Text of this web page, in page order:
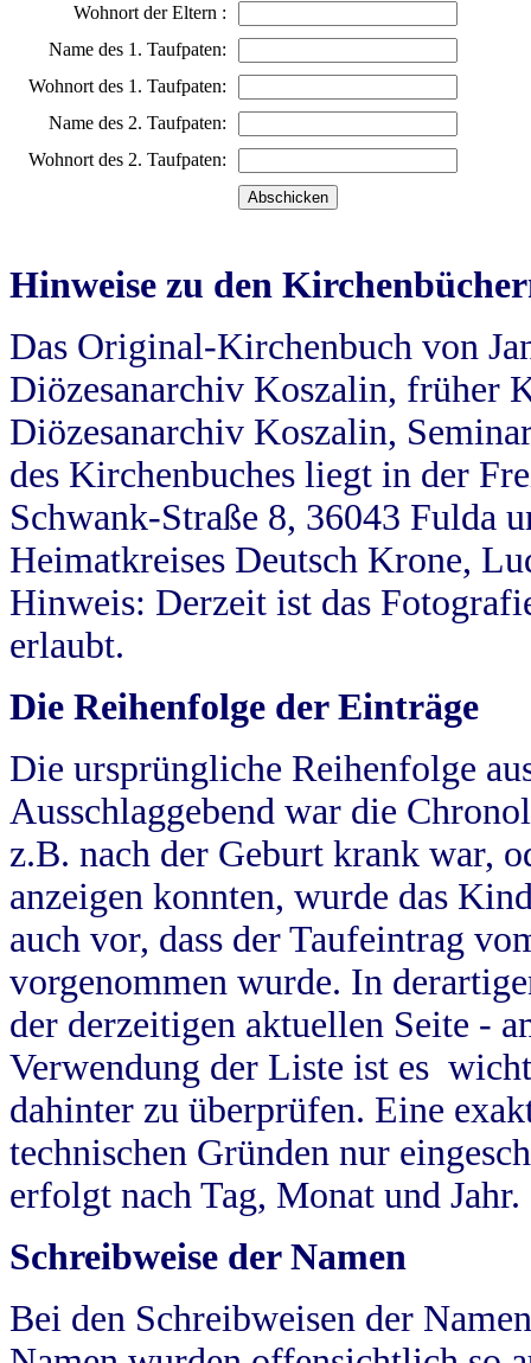
Wohnort der Eltern :
Name des 1. Taufpaten:
Wohnort des 1. Taufpaten:
Name des 2. Taufpaten:
Wohnort des 2. Taufpaten:
Hinweise zu den
Das Original-Kirchenbuch von
Diözesanarchiv Koszalin, früher
Diözesanarchiv Koszalin,
des Kirchenbuches liegt in der
Schwank-Straße 8, 36043 Fulda
Heimatkreises Deutsch Krone,
Hinweis: Derzeit ist das
erlaubt.
Die Reihenfolge der Einträge
Die ursprüngliche Reihenfolge
Ausschlaggebend war die
z.B. nach der Geburt krank war,
anzeigen konnten, wurde das
auch vor, dass der Taufeintrag
vorgenommen wurde. In
der derzeitigen aktuellen Seite -
Verwendung der Liste ist es
dahinter zu überprüfen. Eine
technischen Gründen nur
erfolgt nach Tag, Monat und Jahr.
Schreibweise der Namen
Bei den Schreibweisen der